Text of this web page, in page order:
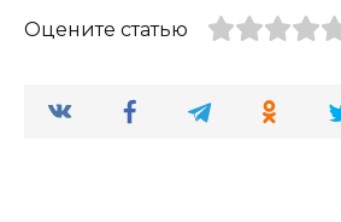
Оцените статью